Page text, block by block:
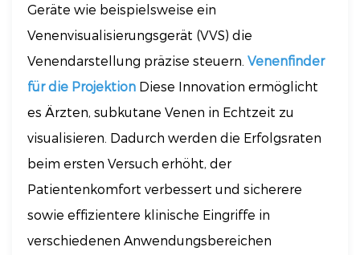
Geräte wie beispielsweise ein
Venenvisualisierungsgerät (VVS) die
Venendarstellung präzise steuern.Venenfinder
für die Projektion Diese Innovation ermöglicht
es Ärzten, subkutane Venen in Echtzeit zu
visualisieren. Dadurch werden die Erfolgsraten
beim ersten Versuch erhöht, der
Patientenkomfort verbessert und sicherere
sowie effizientere klinische Eingriffe in
verschiedenen Anwendungsbereichen